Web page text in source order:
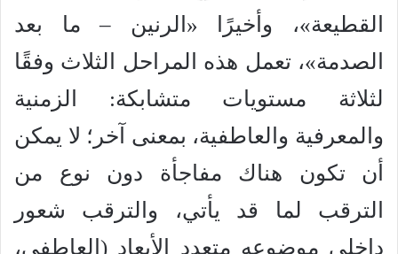
القطيعة»، وأخيرًا «الرنين – ما بعد
الصدمة»، تعمل هذه المراحل الثلاث وفقًا
لثلاثة مستويات متشابكة: الزمنية
والمعرفية والعاطفية، بمعنى آخر؛ لا يمكن
أن تكون هناك مفاجأة دون نوع من
الترقب لما قد يأتي، والترقب شعور
داخلي موضوعه متعدد الأبعاد (العاطفي،